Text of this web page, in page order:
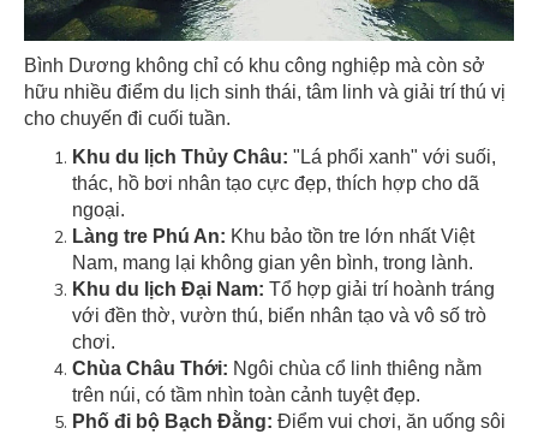
Bình Dương không chỉ có khu công nghiệp mà còn sở
hữu nhiều điểm du lịch sinh thái, tâm linh và giải trí thú vị
cho chuyến đi cuối tuần.
Khu du lịch Thủy Châu: "Lá phổi xanh" với suối,
thác, hồ bơi nhân tạo cực đẹp, thích hợp cho dã
ngoại.
Làng tre Phú An: Khu bảo tồn tre lớn nhất Việt
Nam, mang lại không gian yên bình, trong lành.
Khu du lịch Đại Nam: Tổ hợp giải trí hoành tráng
với đền thờ, vườn thú, biển nhân tạo và vô số trò
chơi.
Chùa Châu Thới: Ngôi chùa cổ linh thiêng nằm
trên núi, có tầm nhìn toàn cảnh tuyệt đẹp.
Phố đi bộ Bạch Đằng: Điểm vui chơi, ăn uống sôi